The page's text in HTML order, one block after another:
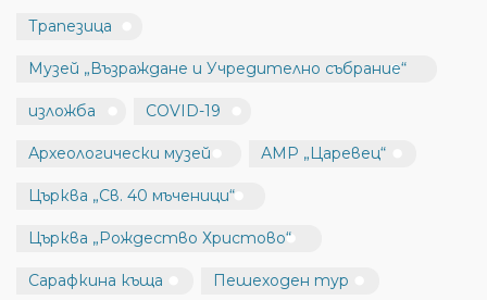
Трапезица
Музей „Възраждане и Учредително събрание“
изложба COVID-19
Археологически музей АМР „Царевец“
Църква „Св. 40 мъченици“
Църква „Рождество Христово“
Сарафкина къща Пешеходен тур